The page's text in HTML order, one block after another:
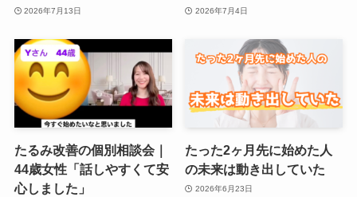
2026年7月13日 2026年7月4日
たるみ改善の個別相談会｜
44歳女性「話しやすくて安
心しました」
たった2ヶ月先に始めた人
の未来は動き出していた
2026年6月23日